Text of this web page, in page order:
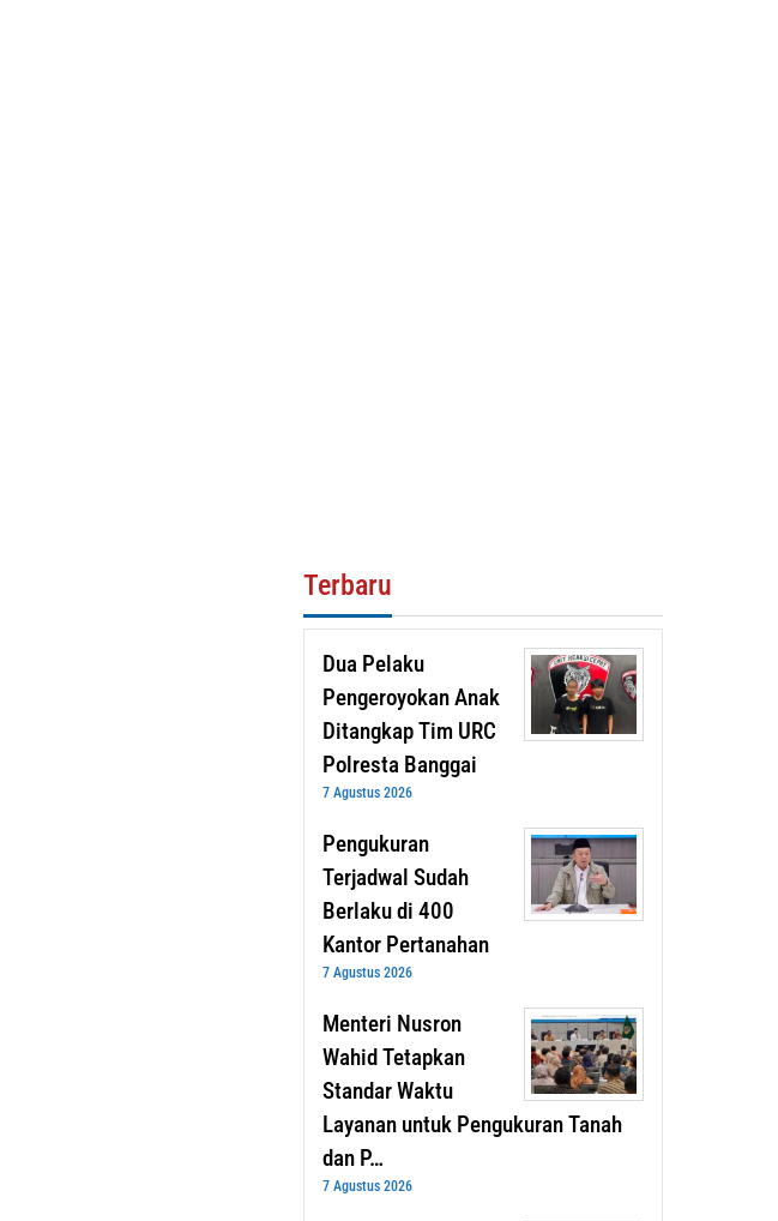
Terbaru
Dua Pelaku
Pengeroyokan Anak
Ditangkap Tim URC
Polresta Banggai
7 Agustus 2026
Pengukuran
Terjadwal Sudah
Berlaku di 400
Kantor Pertanahan
7 Agustus 2026
Menteri Nusron
Wahid Tetapkan
Standar Waktu
Layanan untuk Pengukuran Tanah
dan P…
7 Agustus 2026